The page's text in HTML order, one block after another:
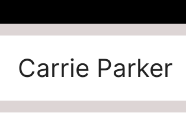
Carrie Parker